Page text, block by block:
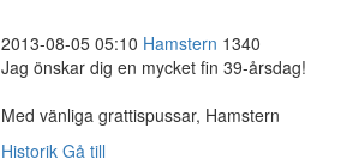
2013-08-05 05:10 Hamstern 1340
Jag önskar dig en mycket fin 39-årsdag!
Med vänliga grattispussar, Hamstern
Historik Gå till